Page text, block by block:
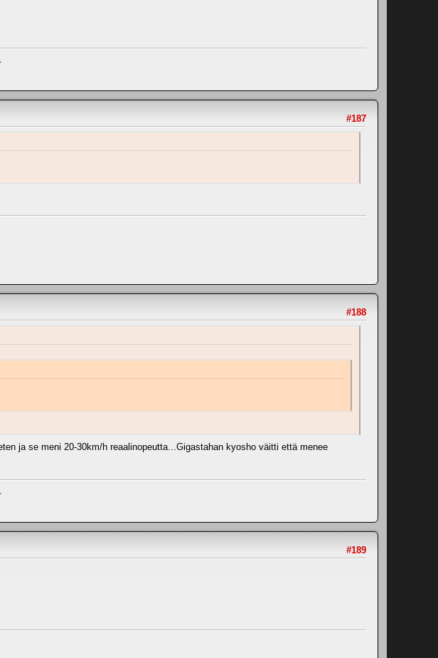
#187
#188
ja se meni 20-30km/h reaalinopeutta...Gigastahan kyosho väitti että menee
#189